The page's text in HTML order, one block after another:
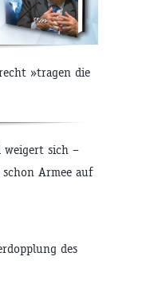
»tragen die
weigert sich –
Armee auf
des